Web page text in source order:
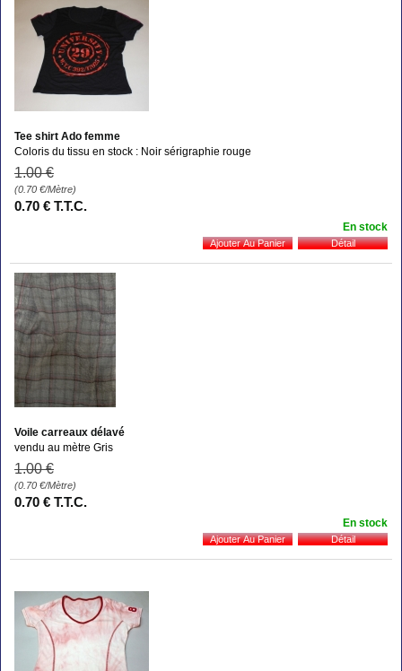
Tee shirt Ado femme
Coloris du tissu en stock : Noir sérigraphie rouge
1.00 €
(0.70 €/Mètre)
0.70 € T.T.C.
En stock
Voile carreaux délavé
vendu au mètre Gris
1.00 €
(0.70 €/Mètre)
0.70 € T.T.C.
En stock